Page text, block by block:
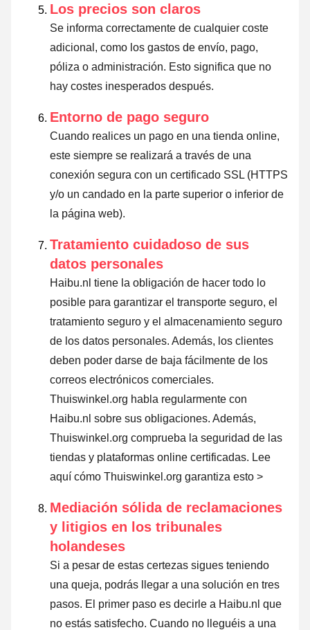
Los precios son claros
Se informa correctamente de cualquier coste
adicional, como los gastos de envío, pago,
póliza o administración. Esto significa que no
hay costes inesperados después.
Entorno de pago seguro
Cuando realices un pago en una tienda online,
este siempre se realizará a través de una
conexión segura con un certificado SSL (HTTPS
y/o un candado en la parte superior o inferior de
la página web).
Tratamiento cuidadoso de sus
datos personales
Haibu.nl tiene la obligación de hacer todo lo
posible para garantizar el transporte seguro, el
tratamiento seguro y el almacenamiento seguro
de los datos personales. Además, los clientes
deben poder darse de baja fácilmente de los
correos electrónicos comerciales.
Thuiswinkel.org habla regularmente con
Haibu.nl sobre sus obligaciones. Además,
Thuiswinkel.org comprueba la seguridad de las
tiendas y plataformas online certificadas. Lee
aquí cómo Thuiswinkel.org garantiza esto >
Mediación sólida de reclamaciones
y litigios en los tribunales
holandeses
Si a pesar de estas certezas sigues teniendo
una queja, podrás llegar a una solución en tres
pasos. El primer paso es decirle a Haibu.nl que
no estás satisfecho. Cuando no lleguéis a una